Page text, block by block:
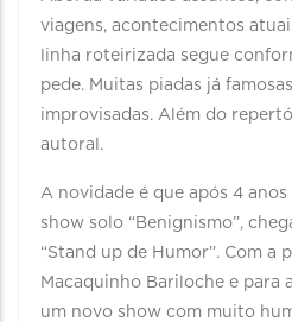
viagens, acontecimentos
linha roteirizada segue
pede. Muitas piadas já
improvisadas. Além do
autoral.
A novidade é que após 4
show solo “Benignismo”,
“Stand up de Humor”. Com a
Macaquinho Bariloche e para
um novo show com muito